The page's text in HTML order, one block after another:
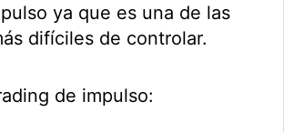
ya que es una de las
difíciles de controlar.
de impulso: